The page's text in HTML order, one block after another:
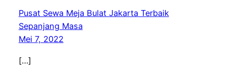
Pusat Sewa Meja Bulat Jakarta Terbaik
Sepanjang Masa
Mei 7, 2022
[…]